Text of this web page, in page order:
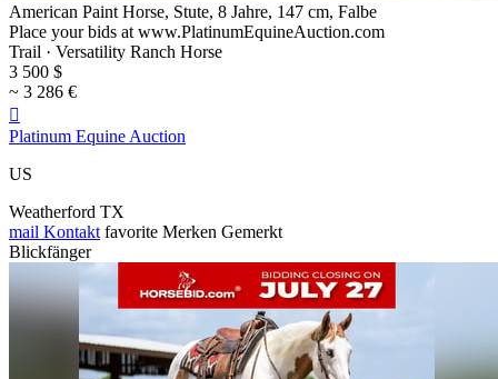
American Paint Horse, Stute, 8 Jahre, 147 cm, Falbe
Place your bids at www.PlatinumEquineAuction.com
Trail · Versatility Ranch Horse
3 500 $
~ 3 286 €

Platinum Equine Auction
US
Weatherford TX
mail Kontakt favorite Merken Gemerkt
Blickfänger